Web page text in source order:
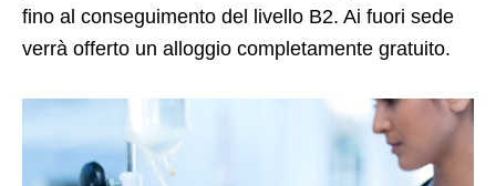
fino al conseguimento del livello B2. Ai fuori sede
verrà offerto un alloggio completamente gratuito.